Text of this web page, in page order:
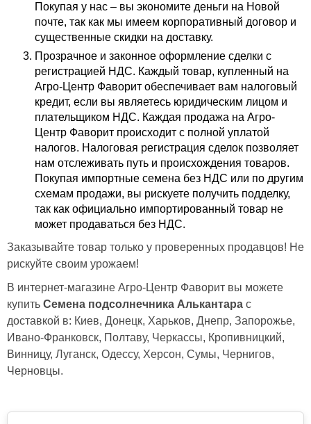
Покупая у нас – вы экономите деньги на Новой
почте, так как мы имеем корпоративный договор и
существенные скидки на доставку.
Прозрачное и законное оформление сделки с
регистрацией НДС. Каждый товар, купленный на
Агро-Центр Фаворит обеспечивает вам налоговый
кредит, если вы являетесь юридическим лицом и
плательщиком НДС. Каждая продажа на Агро-
Центр Фаворит происходит с полной уплатой
налогов. Налоговая регистрация сделок позволяет
нам отслеживать путь и происхождения товаров.
Покупая импортные семена без НДС или по другим
схемам продажи, вы рискуете получить подделку,
так как официально импортированный товар не
может продаваться без НДС.
Заказывайте товар только у проверенных продавцов! Не
рискуйте своим урожаем!
В интернет-магазине Агро-Центр Фаворит вы можете
купить Семена подсолнечника Алькантара с
доставкой в: Киев, Донецк, Харьков, Днепр, Запорожье,
Ивано-Франковск, Полтаву, Черкассы, Кропивницкий,
Винницу, Луганск, Одессу, Херсон, Сумы, Чернигов,
Черновцы.